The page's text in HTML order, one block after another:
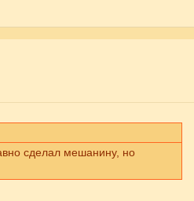
сделал мешанину, но